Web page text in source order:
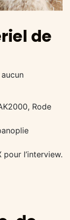
de
Rode
l’interview.